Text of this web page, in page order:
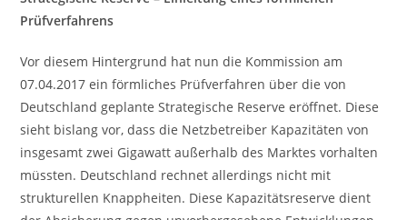
Prüfverfahrens
Vor diesem Hintergrund hat nun die Kommission am
07.04.2017 ein förmliches Prüfverfahren über die von
Deutschland geplante Strategische Reserve eröffnet. Diese
sieht bislang vor, dass die Netzbetreiber Kapazitäten von
insgesamt zwei Gigawatt außerhalb des Marktes vorhalten
müssten. Deutschland rechnet allerdings nicht mit
strukturellen Knappheiten. Diese Kapazitätsreserve dient